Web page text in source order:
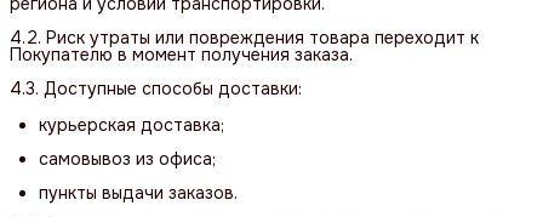
4.2. Риск утраты или повреждения товара переходит к
Покупателю в момент получения заказа.
4.3. Доступные способы доставки:
курьерская доставка;
самовывоз из офиса;
пункты выдачи заказов.